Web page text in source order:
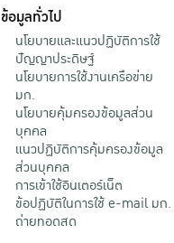
ข้อมูลทั่วไป
นโยบายและแนวปฏิบัติการใช้
ปัญญาประดิษฐ์
นโยบายการใช้งานเครือข่าย
มก.
นโยบายคุ้มครองข้อมูลส่วน
บุคคล
แนวปฏิบัติการคุ้มครองข้อมูล
ส่วนบุคคล
การเข้าใช้อินเตอร์เน็ต
ข้อปฏิบัติในการใช้ e-mail มก.
ถ่ายทอดสด